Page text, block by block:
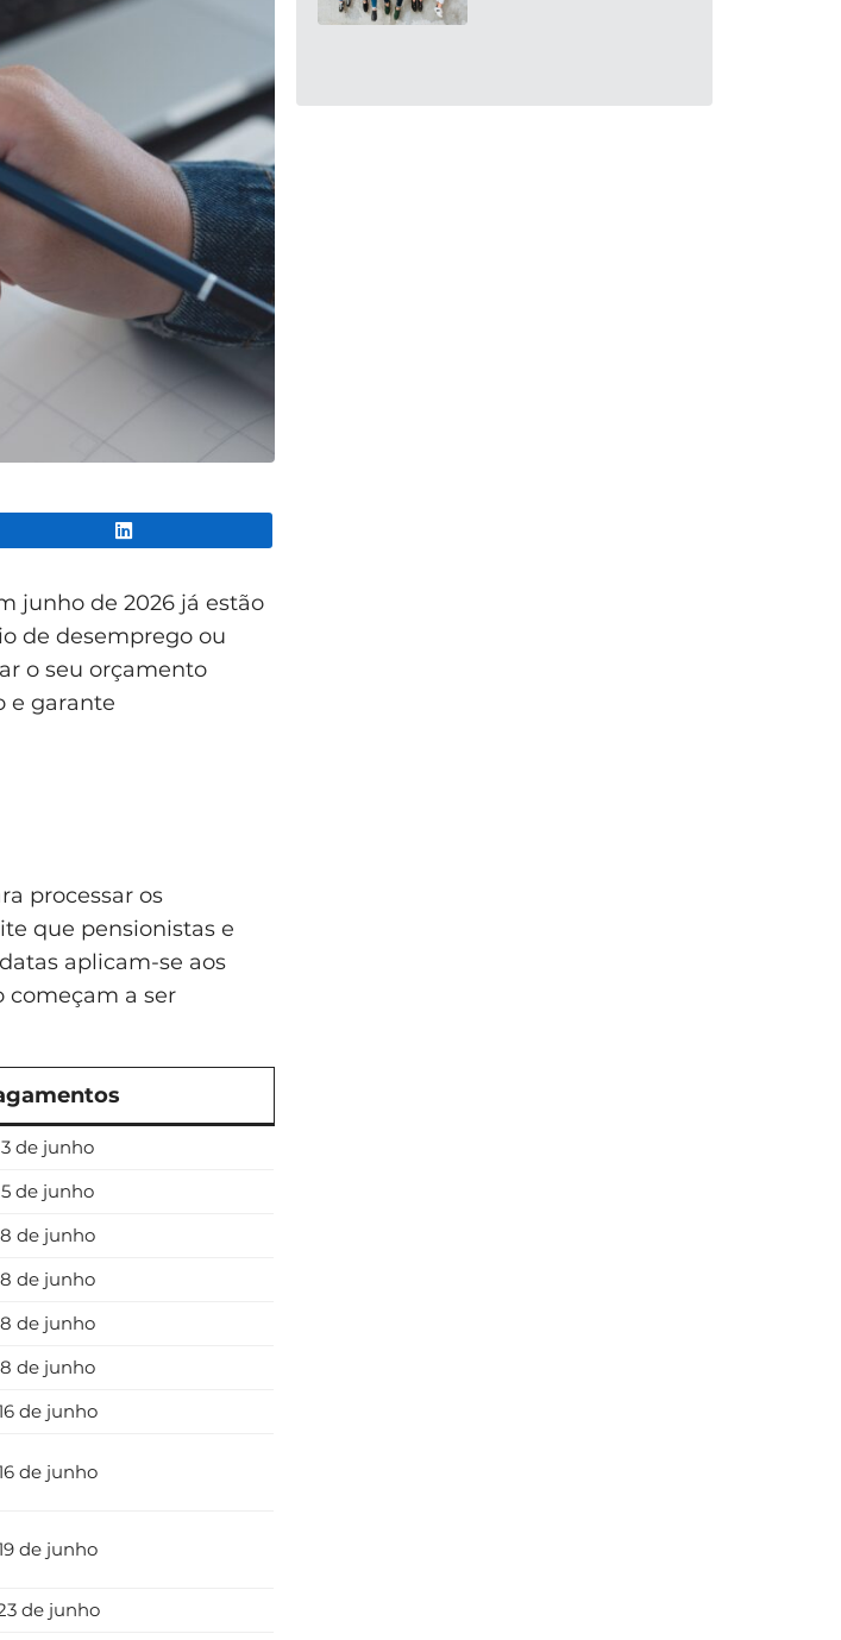
junho de 2026 já estão
de desemprego ou
o seu orçamento
e garante
processar os
que pensionistas e
aplicam-se aos
começam a ser
3 de junho
5 de junho
8 de junho
8 de junho
8 de junho
8 de junho
de junho
de junho
de junho
de junho